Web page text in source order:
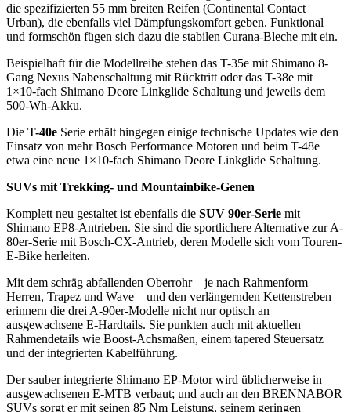
die spezifizierten 55 mm breiten Reifen (Continental Contact
Urban), die ebenfalls viel Dämpfungskomfort geben. Funktional
und formschön fügen sich dazu die stabilen Curana-Bleche mit ein.
Beispielhaft für die Modellreihe stehen das T-35e mit Shimano 8-
Gang Nexus Nabenschaltung mit Rücktritt oder das T-38e mit
1×10-fach Shimano Deore Linkglide Schaltung und jeweils dem
500-Wh-Akku.
Die T-40e Serie erhält hingegen einige technische Updates wie den
Einsatz von mehr Bosch Performance Motoren und beim T-48e
etwa eine neue 1×10-fach Shimano Deore Linkglide Schaltung.
SUVs mit Trekking- und Mountainbike-Genen
Komplett neu gestaltet ist ebenfalls die SUV 90er-Serie mit
Shimano EP8-Antrieben. Sie sind die sportlichere Alternative zur A-
80er-Serie mit Bosch-CX-Antrieb, deren Modelle sich vom Touren-
E-Bike herleiten.
Mit dem schräg abfallenden Oberrohr – je nach Rahmenform
Herren, Trapez und Wave – und den verlängernden Kettenstreben
erinnern die drei A-90er-Modelle nicht nur optisch an
ausgewachsene E-Hardtails. Sie punkten auch mit aktuellen
Rahmendetails wie Boost-Achsmaßen, einem tapered Steuersatz
und der integrierten Kabelführung.
Der sauber integrierte Shimano EP-Motor wird üblicherweise in
ausgewachsenen E-MTB verbaut; und auch an den BRENNABOR
SUVs sorgt er mit seinen 85 Nm Leistung, seinem geringen